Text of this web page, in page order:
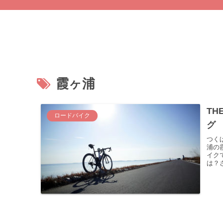
霞ヶ浦
ロードバイク
グ
つく
浦の
イク
は？